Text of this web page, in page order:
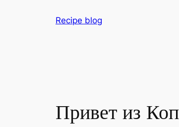
Recipe blog
Привет из